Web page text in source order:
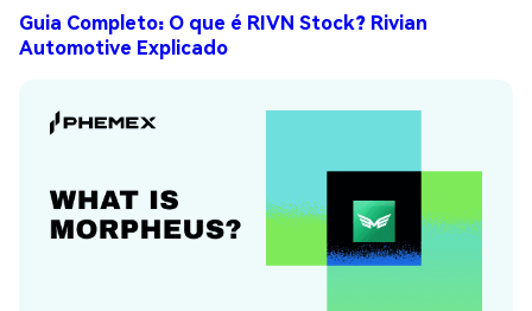
Guia Completo: O que é RIVN Stock? Rivian
Automotive Explicado